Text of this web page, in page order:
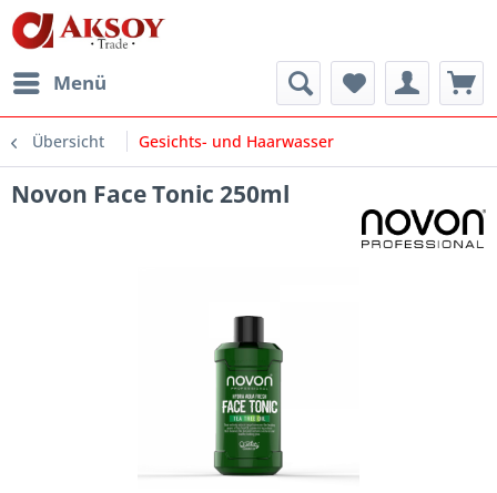
Menü
Übersicht Gesichts- und Haarwasser
Novon Face Tonic 250ml